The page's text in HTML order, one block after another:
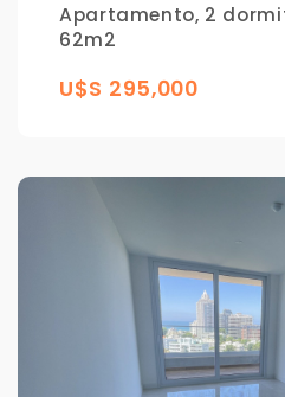
Apartamento, 2
62m2
U$S 295,000